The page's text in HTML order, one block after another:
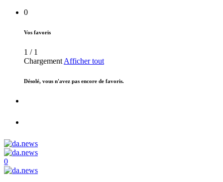
0
Vos favoris
1 / 1
Chargement Afficher tout
Désolé, vous n'avez pas encore de favoris.
0